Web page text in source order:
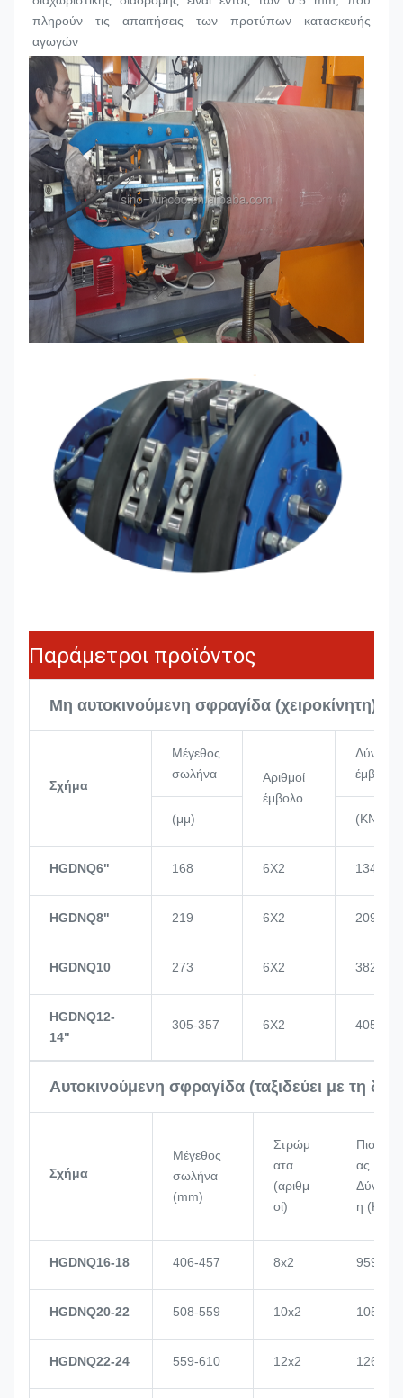
πληρούν τις απαιτήσεις των προτύπων κατασκευής
αγωγών
Παράμετροι προϊόντος
Μη αυτοκινούμενη σφραγίδα (χειροκίνητη)
Σχήμα
Μέγεθος
σωλήνα
Αριθμοί
έμβολο
Δύναμη
έμβολο
(μμ) (KN)
HGDNQ6" 168 6X2 134
HGDNQ8" 219 6X2 209
HGDNQ10 273 6X2 382
HGDNQ12-
14"
305-357 6X2 405
Αυτοκινούμενη σφραγίδα (ταξιδεύει με τη
Σχήμα
Μέγεθος
σωλήνα
(mm)
Στρώμ
ατα
(αριθμ
οί)
Πιστόν
ας
Δύναμ
η (KN)
HGDNQ16-18 406-457 8x2 959
HGDNQ20-22 508-559 10x2 1057
HGDNQ22-24 559-610 12x2 1268